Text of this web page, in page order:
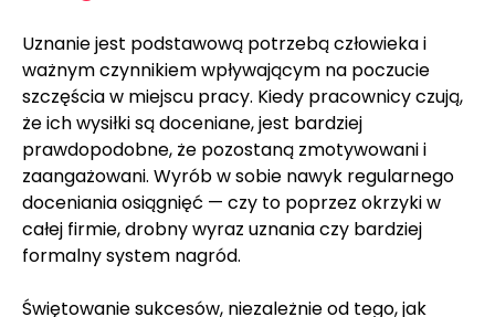
Uznanie jest podstawową potrzebą człowieka i
ważnym czynnikiem wpływającym na poczucie
szczęścia w miejscu pracy. Kiedy pracownicy czują,
że ich wysiłki są doceniane, jest bardziej
prawdopodobne, że pozostaną zmotywowani i
zaangażowani. Wyrób w sobie nawyk regularnego
doceniania osiągnięć — czy to poprzez okrzyki w
całej firmie, drobny wyraz uznania czy bardziej
formalny system nagród.
Świętowanie sukcesów, niezależnie od tego, jak